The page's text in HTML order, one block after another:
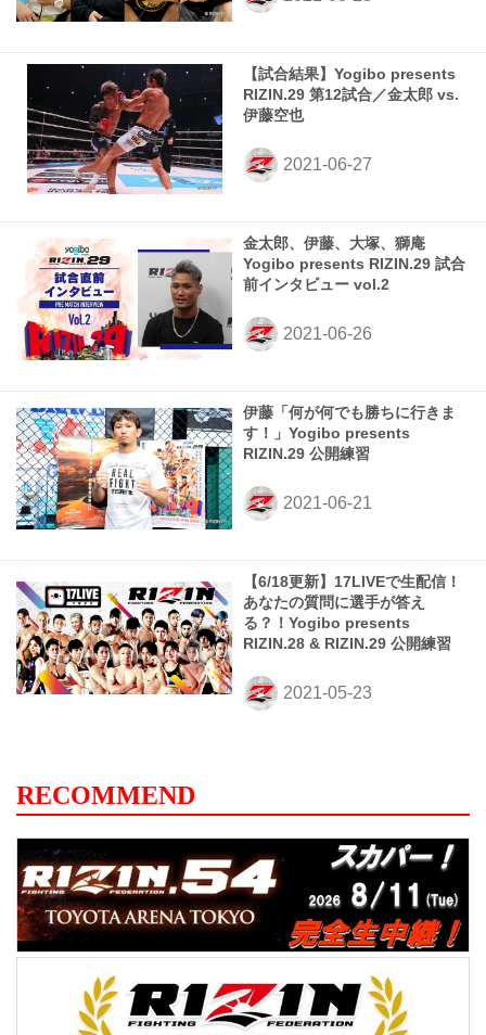
【試合結果】Yogibo presents
RIZIN.29 第12試合／金太郎 vs.
伊藤空也
金太郎、伊藤、大塚、獅庵
Yogibo presents RIZIN.29 試合
前インタビュー vol.2
伊藤「何が何でも勝ちに行きま
す！」Yogibo presents
RIZIN.29 公開練習
【6/18更新】17LIVEで生配信！
あなたの質問に選手が答え
る？！Yogibo presents
RIZIN.28 & RIZIN.29 公開練習
RECOMMEND